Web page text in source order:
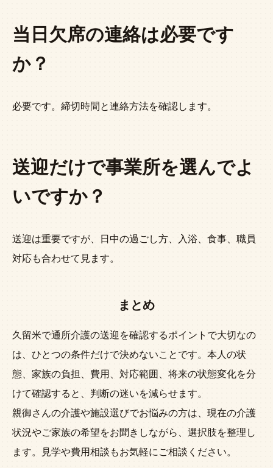
当日欠席の連絡は必要です
か？
必要です。締切時間と連絡方法を確認します。
送迎だけで事業所を選んでよ
いですか？
送迎は重要ですが、日中の過ごし方、入浴、食事、職員
対応も合わせて見ます。
まとめ
久留米で通所介護の送迎を確認するポイントで大切なの
は、ひとつの条件だけで決めないことです。本人の状
態、家族の負担、費用、対応範囲、将来の状態変化を分
けて確認すると、判断の迷いを減らせます。
親御さんの介護や施設選びでお悩みの方は、現在の介護
状況やご家族の希望をお聞きしながら、選択肢を整理し
ます。見学や費用相談もお気軽にご相談ください。